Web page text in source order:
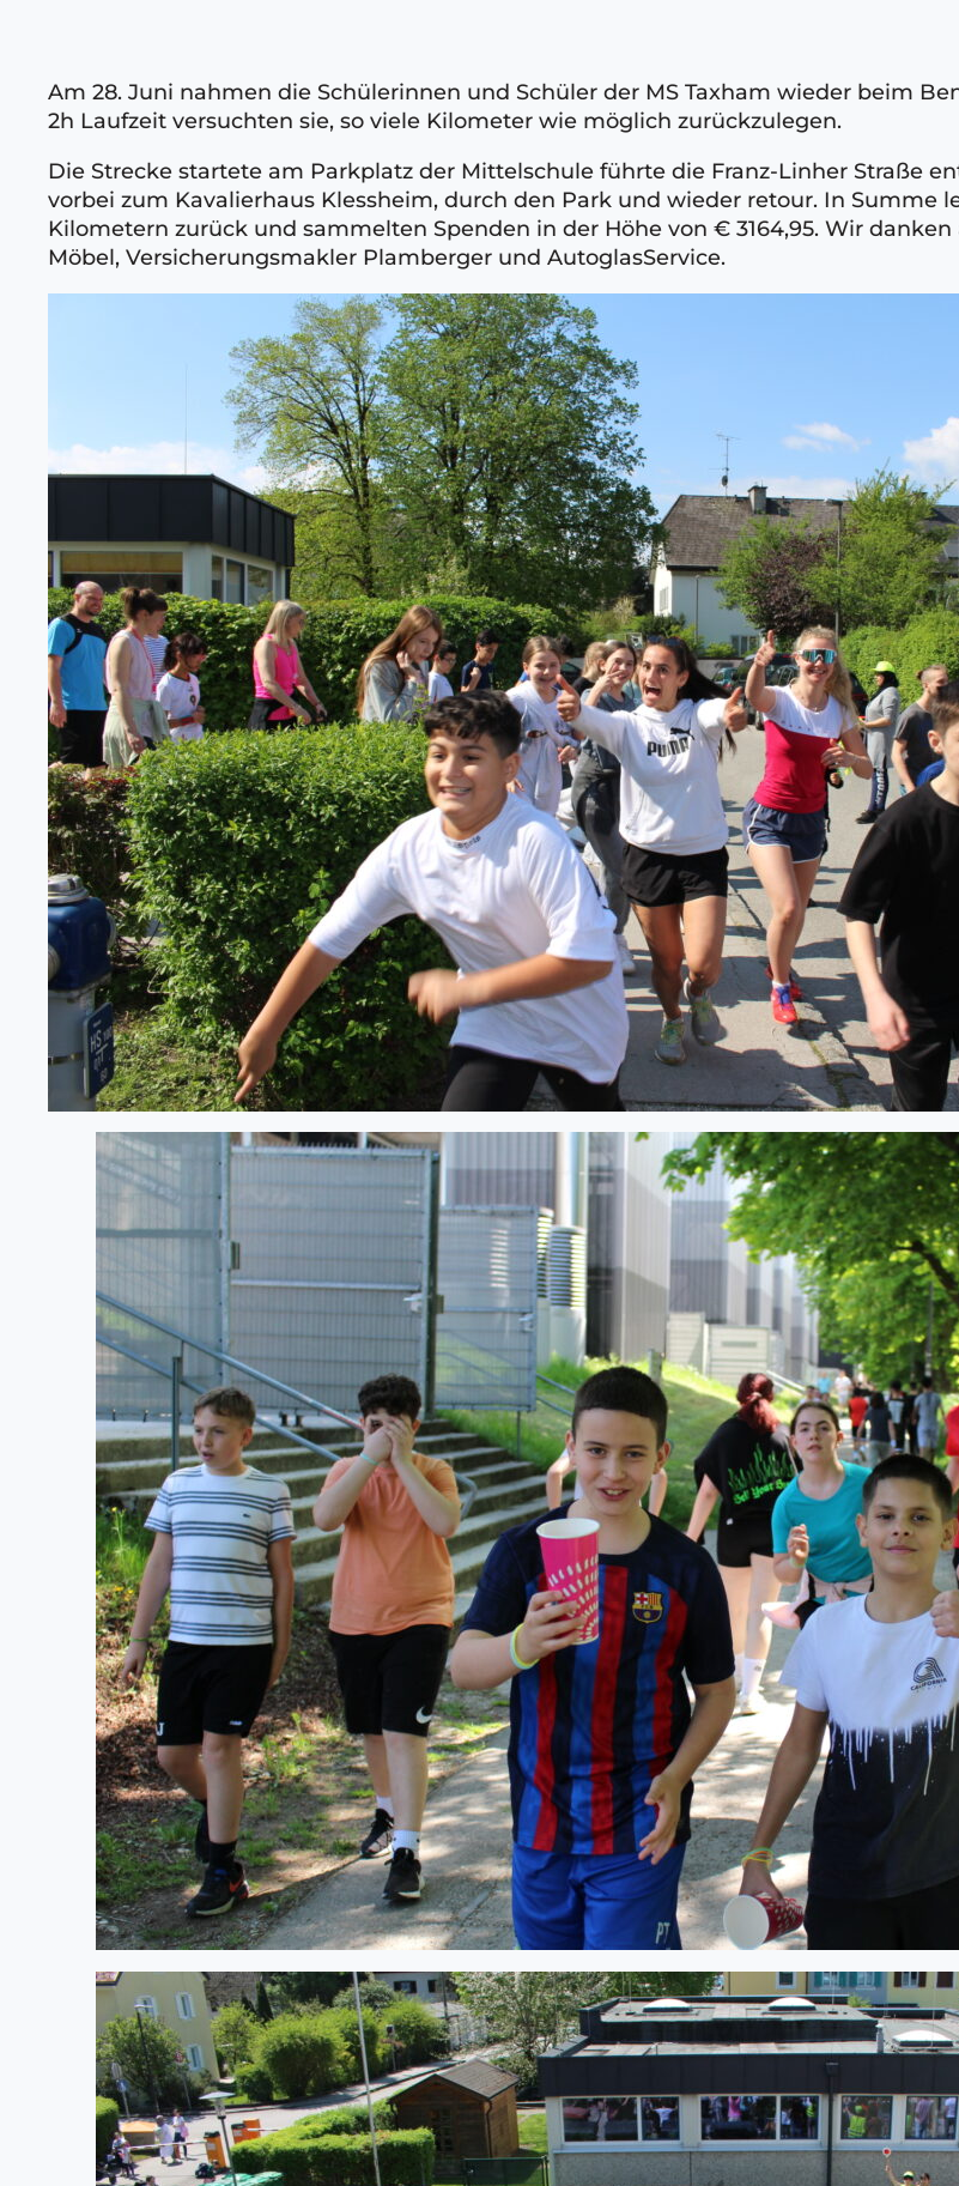
Am 28. Juni nahmen die Schülerinnen und Schüler der MS Taxham wieder beim
2h Laufzeit versuchten sie, so viele Kilometer wie möglich zurückzulegen.
Die Strecke startete am Parkplatz der Mittelschule führte die Franz-Linher Straße
vorbei zum Kavalierhaus Klessheim, durch den Park und wieder retour. In Summe
Kilometern zurück und sammelten Spenden in der Höhe von € 3164,95. Wir
Möbel, Versicherungsmakler Plamberger und AutoglasService.